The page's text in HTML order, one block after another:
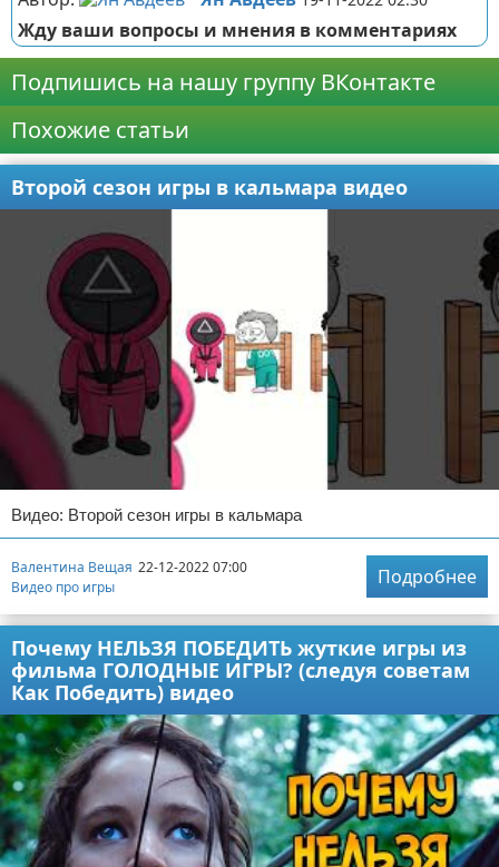
Жду ваши вопросы и мнения в комментариях
Подпишись на нашу группу ВКонтакте
Похожие статьи
Второй сезон игры в кальмара видео
Видео: Второй сезон игры в кальмара
Валентина Вещая 22-12-2022 07:00
Видео про игры
Подробнее
Почему НЕЛЬЗЯ ПОБЕДИТЬ жуткие игры из
фильма ГОЛОДНЫЕ ИГРЫ? (следуя советам
Как Победить) видео